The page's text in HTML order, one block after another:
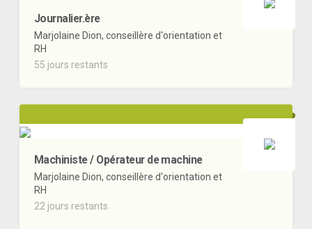
Journalier.ère
Marjolaine Dion, conseillère d'orientation et
RH
55 jours restants
Machiniste / Opérateur de machine
Marjolaine Dion, conseillère d'orientation et
RH
22 jours restants